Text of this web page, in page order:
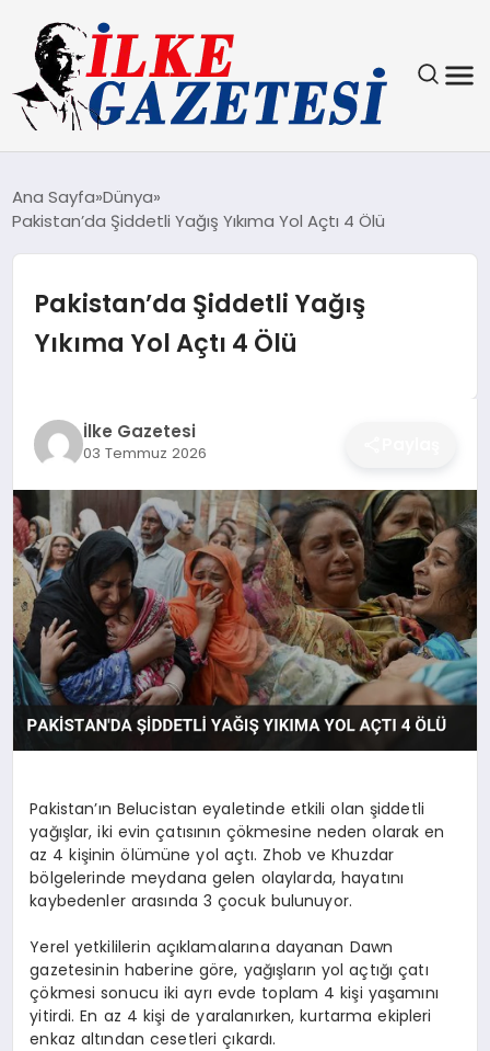
TEKNOLOJI
SPOR
SAĞLIK
EKONOMI
DÜNYA
SIYASET
EĞITIM
Ana Sayfa Dünya
Pakistan’da Şiddetli Yağış Yıkıma Yol Açtı 4 Ölü
Pakistan’da Şiddetli Yağış
Yıkıma Yol Açtı 4 Ölü
İlke Gazetesi
03 Temmuz 2026
Pakistan’ın Belucistan eyaletinde etkili olan şiddetli
yağışlar, iki evin çatısının çökmesine neden olarak en
az 4 kişinin ölümüne yol açtı. Zhob ve Khuzdar
bölgelerinde meydana gelen olaylarda, hayatını
kaybedenler arasında 3 çocuk bulunuyor.
Yerel yetkililerin açıklamalarına dayanan Dawn
gazetesinin haberine göre, yağışların yol açtığı çatı
çökmesi sonucu iki ayrı evde toplam 4 kişi yaşamını
yitirdi. En az 4 kişi de yaralanırken, kurtarma ekipleri
enkaz altından cesetleri çıkardı.